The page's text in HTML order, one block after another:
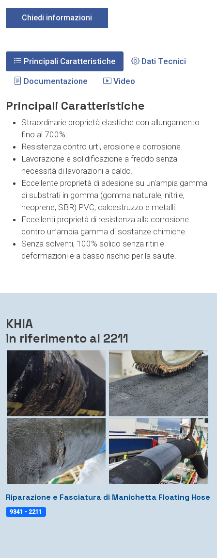
Chiedi informazioni
Principali Caratteristiche Dati Tecnici
Documentazione Video
Principali Caratteristiche
Straordinarie proprietà elastiche con allungamento
fino al 700%.
Resistenza contro urti, erosione e corrosione.
Lavorazione e solidificazione a freddo senza
necessità di lavorazioni a caldo.
Eccellente proprietà di adesione su un'ampia gamma
di substrati in gomma (gomma naturale, nitrile,
neoprene, SBR) PVC, calcestruzzo e metalli.
Eccellenti proprietà di resistenza alla corrosione
contro un’ampia gamma di sostanze chimiche.
Senza solventi, 100% solido senza ritiri e
deformazioni e a basso rischio per la salute.
KHIA
in riferimento al 2211
Riparazione e Fasciatura di Manichetta Floating Hose
9341 - 2211